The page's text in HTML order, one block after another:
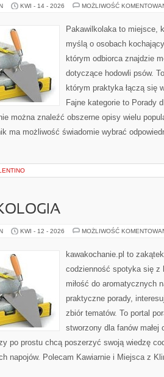
KWI - 14 - 2026 MOŻLIWOŚĆ
Pakawilkolaka to miejsce,
myślą o osobach
którym odbiorca znajdzie
dotyczące hodowli psów.
którym praktyka łączą się
Fajne kategorie to Porady
można znaleźć obszerne opisy wielu
ma możliwość świadomie wybrać
KWI - 12 - 2026 MOŻLIWOŚĆ
kawakochanie.pl to
codzienność spotyka się z
miłość do aromatycznych
praktyczne porady,
zbiór tematów. To portal
stworzony dla fanów
po prostu chcą poszerzyć swoją wiedzę
napojów. Polecam Kawiarnie i Miejsca z